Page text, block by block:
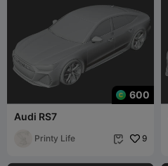
600
Audi RS7
Printy Life  9